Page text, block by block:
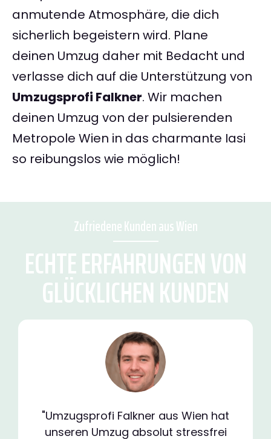
anmutende Atmosphäre, die dich
sicherlich begeistern wird. Plane
deinen Umzug daher mit Bedacht und
verlasse dich auf die Unterstützung von
Umzugsprofi Falkner. Wir machen
deinen Umzug von der pulsierenden
Metropole Wien in das charmante Iasi
so reibungslos wie möglich!
Zufriedene Kunden aus Wien
ECHTE ERFAHRUNGEN VON
GLÜCKLICHEN KUNDEN
"Umzugsprofi Falkner aus Wien hat
unseren Umzug absolut stressfrei